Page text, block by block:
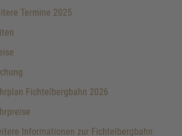
Termine 2025
Fichtelbergbahn 2026
Informationen zur Fichtelbergbahn